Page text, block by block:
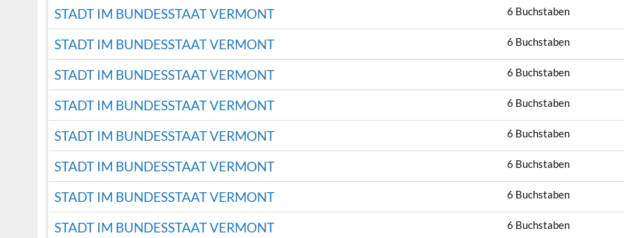
STADT IM BUNDESSTAAT VERMONT 6 Buchstaben
STADT IM BUNDESSTAAT VERMONT 6 Buchstaben
STADT IM BUNDESSTAAT VERMONT 6 Buchstaben
STADT IM BUNDESSTAAT VERMONT 6 Buchstaben
STADT IM BUNDESSTAAT VERMONT 6 Buchstaben
STADT IM BUNDESSTAAT VERMONT 6 Buchstaben
STADT IM BUNDESSTAAT VERMONT 6 Buchstaben
STADT IM BUNDESSTAAT VERMONT 6 Buchstaben